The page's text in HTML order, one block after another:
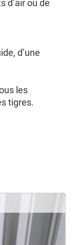
d’air ou de
d’une
les
tigres.